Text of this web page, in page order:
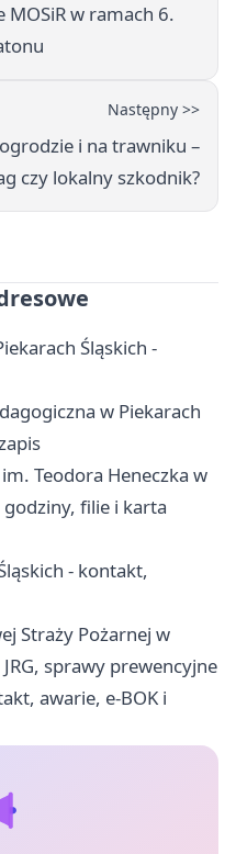
MOSiR w ramach 6.
Następny >>
i na trawniku –
czy lokalny szkodnik?
Śląskich -
w Piekarach
Teodora Heneczka w
filie i karta
- kontakt,
Straży Pożarnej w
sprawy prewencyjne
awarie, e-BOK i